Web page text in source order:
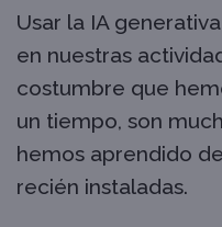
Usar la IA
en nuestras
costumbre que
un tiempo, son
hemos aprendido
recién instaladas.